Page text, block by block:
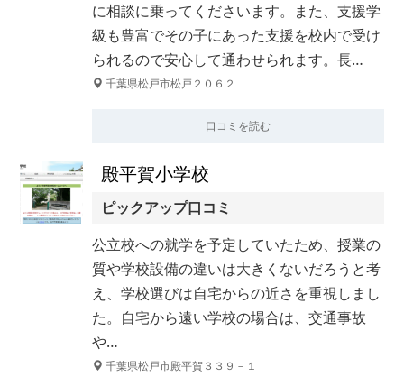
に相談に乗ってくださいます。また、支援学
級も豊富でその子にあった支援を校内で受け
られるので安心して通わせられます。長…
千葉県松戸市松戸２０６２
口コミを読む
殿平賀小学校
ピックアップ口コミ
公立校への就学を予定していたため、授業の
質や学校設備の違いは大きくないだろうと考
え、学校選びは自宅からの近さを重視しまし
た。自宅から遠い学校の場合は、交通事故
や…
千葉県松戸市殿平賀３３９－１